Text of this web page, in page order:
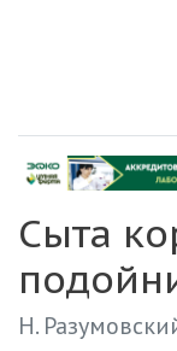
Сыта
Н.